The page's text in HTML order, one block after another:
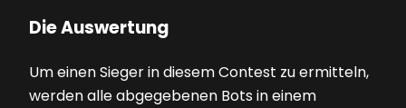
Die Auswertung
Um einen Sieger in diesem Contest zu ermitteln,
werden alle abgegebenen Bots in einem